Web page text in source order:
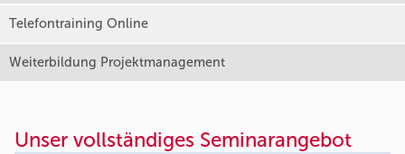
Telefontraining Online
Weiterbildung Projektmanagement
Unser vollständiges Seminarangebot